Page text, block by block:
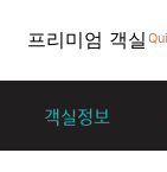
프리미엄 객실
객실정보